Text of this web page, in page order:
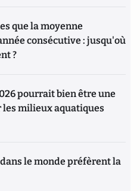
que la moyenne
consécutive : jusqu'où
?
pourrait bien être une
milieux aquatiques
le monde préfèrent la